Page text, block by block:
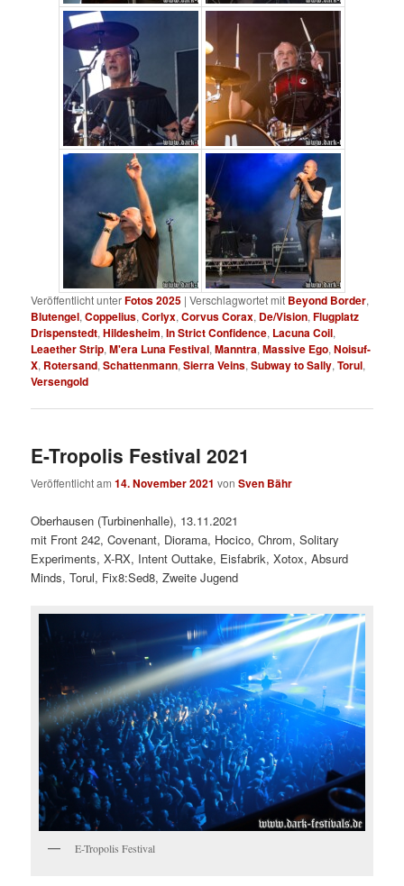
Veröffentlicht unterFotos 2025 |Verschlagwortet mit Beyond Border,
Blutengel,Coppelius,Corlyx,Corvus Corax, De/Vision,Flugplatz
Drispenstedt,Hildesheim,In Strict Confidence, Lacuna Coil,
Leaether Strip,M'era Luna Festival,Manntra,Massive Ego,Noisuf-
X, Rotersand,Schattenmann,Sierra Veins,Subway to Sally,Torul,
Versengold
E-Tropolis Festival 2021
Veröffentlicht am14. November 2021 vonSven Bähr
Oberhausen (Turbinenhalle), 13.11.2021
mit Front 242, Covenant, Diorama, Hocico, Chrom, Solitary
Experiments, X-RX, Intent Outtake, Eisfabrik, Xotox, Absurd
Minds, Torul, Fix8:Sed8, Zweite Jugend
E-Tropolis Festival